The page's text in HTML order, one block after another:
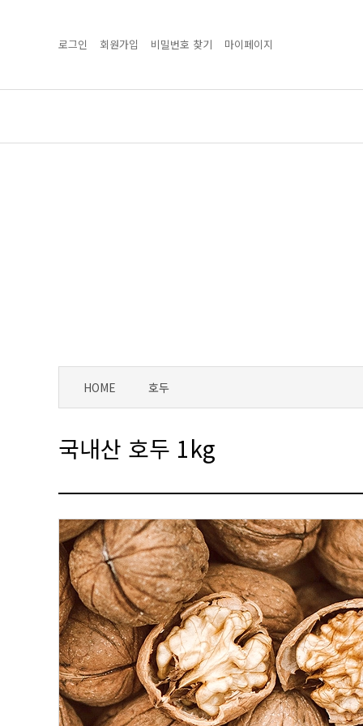
로그인 회원가입 비밀번호 찾기 마이페이지
HOME 호두
국내산 호두 1kg